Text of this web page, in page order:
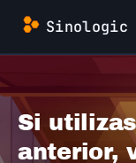
Saltar
contenido
Sinologic
Si
anterior,